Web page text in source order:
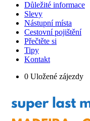
Důležité informace
Slevy
Nástupní místa
Cestovní pojištění
Přečtěte si
Tipy
Kontakt
0 Uložené zájezdy